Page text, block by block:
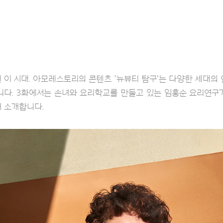
시대. 아모레스토리의 콘텐츠 '뉴뷰티 탐구'는 다양한 세대의
. 3화에서는 손녀와 요리학교를 만들고 있는 임홍순 요리연
개합니다.